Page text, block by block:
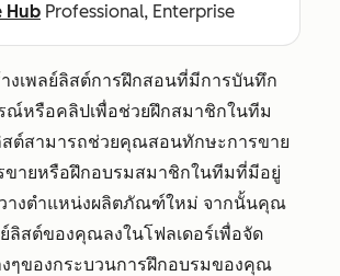
Hub Professional, Enterprise
งเพลย์ลิสต์การฝึกสอนที่มีการบันทึก
ณ์หรือคลิปเพื่อช่วยฝึกสมาชิกในทีม
ต์สามารถช่วยคุณสอนทักษะการขาย
ขายหรือฝึกอบรมสมาชิกในทีมที่มีอยู่
วางตำแหน่งผลิตภัณฑ์ใหม่ จากนั้นคุณ
ลิสต์ของคุณลงในโฟลเดอร์เพื่อจัด
งๆของกระบวนการฝึกอบรมของคุณ